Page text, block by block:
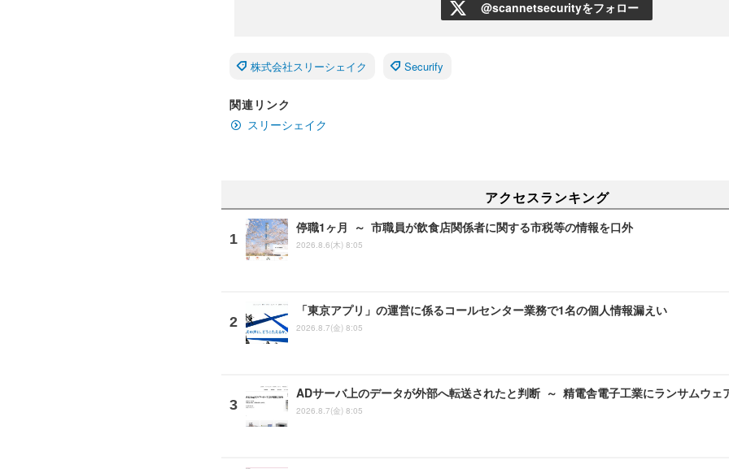
@scannetsecurityをフォロー
株式会社スリーシェイク Securify
関連リンク
スリーシェイク
アクセスランキング
停職1ヶ月 ～ 市職員が飲食店関係者に関する市税等の情報を口外
2026.8.6(木) 8:05
「東京アプリ」の運営に係るコールセンター業務で1名の個人情報漏えい
2026.8.7(金) 8:05
ADサーバ上のデータが外部へ転送されたと判断 ～ 精電舎電子工業にランサムウェ
2026.8.7(金) 8:05